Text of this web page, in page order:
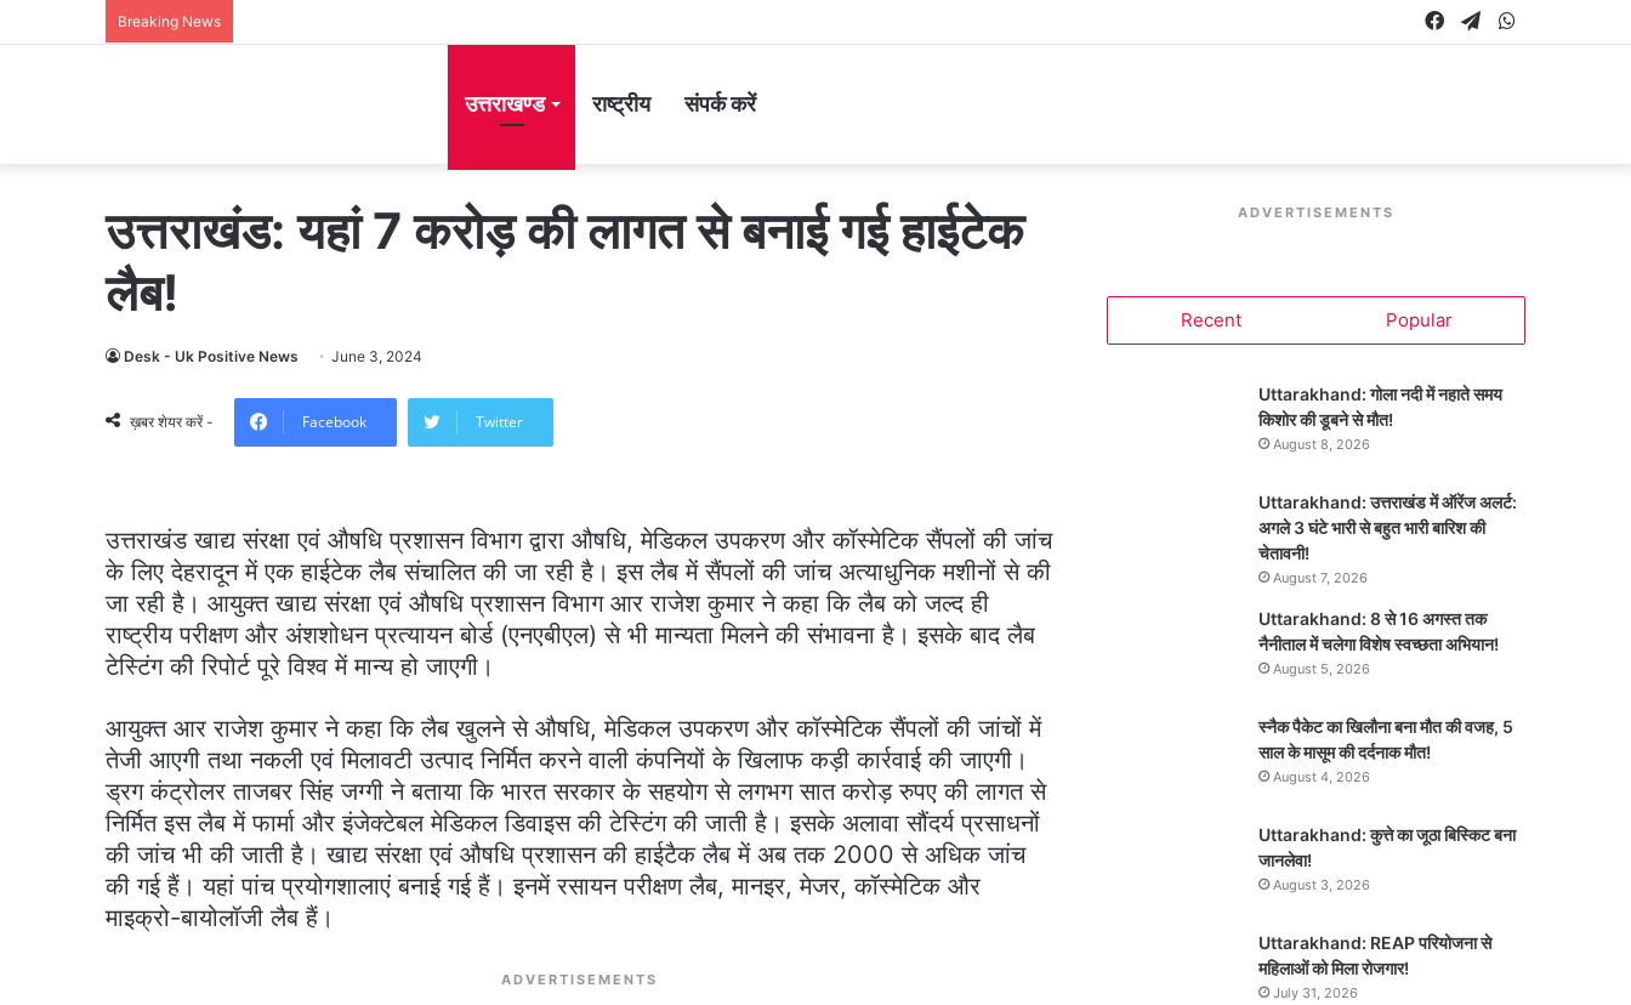
Breaking News Telegram
Facebook
उत्तराखण्ड राष्ट्रीय संपर्क करें
उत्तराखंड: यहां 7 करोड़ की लागत से बनाई गई हाईटेक
लैब!
Desk - Uk Positive News June 3, 2024
ख़बर शेयर करें - Facebook Twitter
उत्तराखंड खाद्य संरक्षा एवं औषधि प्रशासन विभाग द्वारा औषधि, मेडिकल उपकरण और कॉस्मेटिक सैंपलों की जांच
के लिए देहरादून में एक हाईटेक लैब संचालित की जा रही है। इस लैब में सैंपलों की जांच अत्याधुनिक मशीनों से की
जा रही है। आयुक्त खाद्य संरक्षा एवं औषधि प्रशासन विभाग आर राजेश कुमार ने कहा कि लैब को जल्द ही
राष्ट्रीय परीक्षण और अंशशोधन प्रत्यायन बोर्ड (एनएबीएल) से भी मान्यता मिलने की संभावना है। इसके बाद लैब
टेस्टिंग की रिपोर्ट पूरे विश्व में मान्य हो जाएगी।
आयुक्त आर राजेश कुमार ने कहा कि लैब खुलने से औषधि, मेडिकल उपकरण और कॉस्मेटिक सैंपलों की जांचों में
तेजी आएगी तथा नकली एवं मिलावटी उत्पाद निर्मित करने वाली कंपनियों के खिलाफ कड़ी कार्रवाई की जाएगी।
ड्रग कंट्रोलर ताजबर सिंह जग्गी ने बताया कि भारत सरकार के सहयोग से लगभग सात करोड़ रुपए की लागत से
निर्मित इस लैब में फार्मा और इंजेक्टेबल मेडिकल डिवाइस की टेस्टिंग की जाती है। इसके अलावा सौंदर्य प्रसाधनों
की जांच भी की जाती है। खाद्य संरक्षा एवं औषधि प्रशासन की हाईटैक लैब में अब तक 2000 से अधिक जांच
की गई हैं। यहां पांच प्रयोगशालाएं बनाई गई हैं। इनमें रसायन परीक्षण लैब, मानइर, मेजर, कॉस्मेटिक और
माइक्रो-बायोलॉजी लैब हैं।
ADVERTISEMENTS
ADVERTISEMENTS
Recent Popular
Uttarakhand: गोला नदी में नहाते समय
किशोर की डूबने से मौत!
August 8, 2026
Uttarakhand: उत्तराखंड में ऑरेंज अलर्ट:
अगले 3 घंटे भारी से बहुत भारी बारिश की
चेतावनी!
August 7, 2026
Uttarakhand: 8 से 16 अगस्त तक
नैनीताल में चलेगा विशेष स्वच्छता अभियान!
August 5, 2026
स्नैक पैकेट का खिलौना बना मौत की वजह, 5
साल के मासूम की दर्दनाक मौत!
August 4, 2026
Uttarakhand: कुत्ते का जूठा बिस्किट बना
जानलेवा!
August 3, 2026
Uttarakhand: REAP परियोजना से
महिलाओं को मिला रोजगार!
July 31, 2026